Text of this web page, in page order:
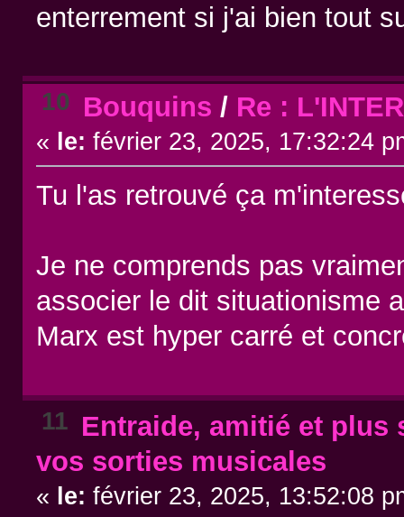
enterrement si j'ai bien tout
10 Bouquins / Re :
« le: février 23, 2025, 17:32:24
Tu l'as retrouvé ça
Je ne comprends pas
associer le dit situationisme
Marx est hyper carré et
11 Entraide, amitié et plus
vos sorties musicales
« le: février 23, 2025, 13:52:08